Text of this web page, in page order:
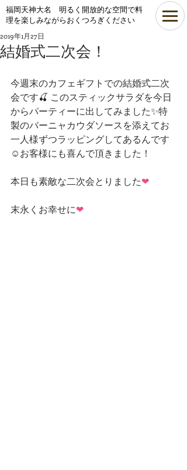
​福岡天神大名 明るく開放的な空間で料
理を楽しみながらおくつろぎください
結婚式二次会！
2019年1月27日
今週末のカフェギフトでの結婚式二次
会です🍒 このスティックサラダを今日
からパーティーに出してみました✨特
製のバーニャカウダソースを添えてお
一人様ずつラッピングしてあるんです
☺お客様にも喜んで頂きました！
本日も素敵な二次会とりました❤
末永くお幸せに❤